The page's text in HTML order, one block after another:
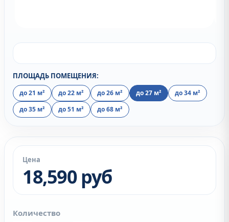
ПЛОЩАДЬ ПОМЕЩЕНИЯ:
до 21 м² до 22 м² до 26 м² до 27 м²
до 34 м²
до 35 м²
до 51 м² до 68 м²
Цена
18,590 руб
Количество